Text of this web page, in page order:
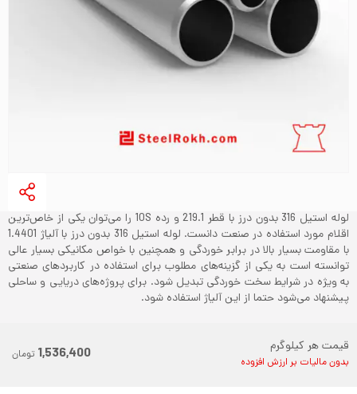
لوله استیل 316 بدون درز با قطر 219.1 و رده 10S را می‌توان یکی از خاص‌ترین
اقلام مورد استفاده در صنعت دانست. لوله استیل 316 بدون درز با آلیاژ 1.4401
با مقاومت بسیار بالا در برابر خوردگی و همچنین با خواص مکانیکی بسیار عالی
توانسته است به یکی از گزینه‌های مطلوب برای استفاده در کاربردهای صنعتی
به ویژه در شرایط سخت خوردگی تبدیل شود. برای پروژه‌های دریایی و ساحلی
پیشنهاد می‌شود حتما از این آلیاژ استفاده شود.
قیمت هر کیلوگرم
بدون مالیات بر ارزش افزوده 1,536,400 تومان